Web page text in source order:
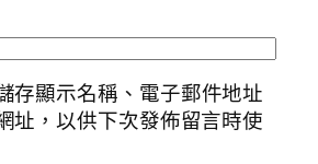
存顯示名稱、電子郵件地址
址，以供下次發佈留言時使